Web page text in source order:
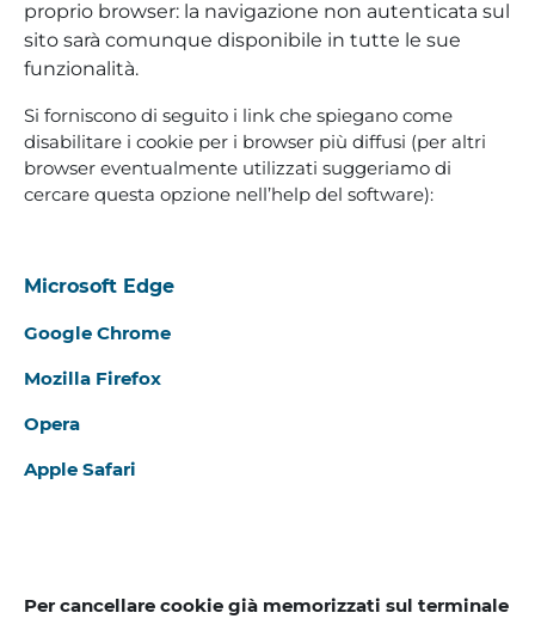
proprio browser: la navigazione non autenticata sul
sito sarà comunque disponibile in tutte le sue
funzionalità.
Si forniscono di seguito i link che spiegano come
disabilitare i cookie per i browser più diffusi (per altri
browser eventualmente utilizzati suggeriamo di
cercare questa opzione nell’help del software):
Microsoft Edge
Google Chrome
Mozilla Firefox
Opera
Apple Safari
Per cancellare cookie già memorizzati sul terminale